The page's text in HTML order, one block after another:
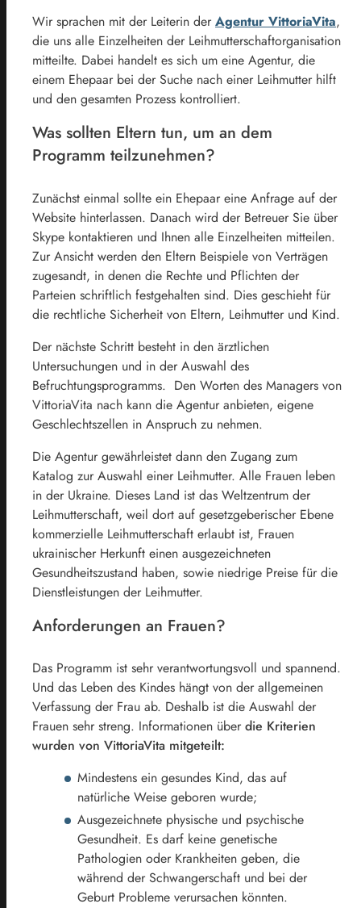
Wir sprachen mit der Leiterin der Agentur VittoriaVita,
die uns alle Einzelheiten der Leihmutterschaftorganisation
mitteilte. Dabei handelt es sich um eine Agentur, die
einem Ehepaar bei der Suche nach einer Leihmutter hilft
und den gesamten Prozess kontrolliert.
Was sollten Eltern tun, um an dem
Programm teilzunehmen?
Zunächst einmal sollte ein Ehepaar eine Anfrage auf der
Website hinterlassen. Danach wird der Betreuer Sie über
Skype kontaktieren und Ihnen alle Einzelheiten mitteilen.
Zur Ansicht werden den Eltern Beispiele von Verträgen
zugesandt, in denen die Rechte und Pflichten der
Parteien schriftlich festgehalten sind. Dies geschieht für
die rechtliche Sicherheit von Eltern, Leihmutter und Kind.
Der nächste Schritt besteht in den ärztlichen
Untersuchungen und in der Auswahl des
Befruchtungsprogramms. Den Worten des Managers von
VittoriaVita nach kann die Agentur anbieten, eigene
Geschlechtszellen in Anspruch zu nehmen.
Die Agentur gewährleistet dann den Zugang zum
Katalog zur Auswahl einer Leihmutter. Alle Frauen leben
in der Ukraine. Dieses Land ist das Weltzentrum der
Leihmutterschaft, weil dort auf gesetzgeberischer Ebene
kommerzielle Leihmutterschaft erlaubt ist, Frauen
ukrainischer Herkunft einen ausgezeichneten
Gesundheitszustand haben, sowie niedrige Preise für die
Dienstleistungen der Leihmutter.
Anforderungen an Frauen?
Das Programm ist sehr verantwortungsvoll und spannend.
Und das Leben des Kindes hängt von der allgemeinen
Verfassung der Frau ab. Deshalb ist die Auswahl der
Frauen sehr streng. Informationen über die Kriterien
wurden von VittoriaVita mitgeteilt:
Mindestens ein gesundes Kind, das auf
natürliche Weise geboren wurde;
Ausgezeichnete physische und psychische
Gesundheit. Es darf keine genetische
Pathologien oder Krankheiten geben, die
während der Schwangerschaft und bei der
Geburt Probleme verursachen könnten.